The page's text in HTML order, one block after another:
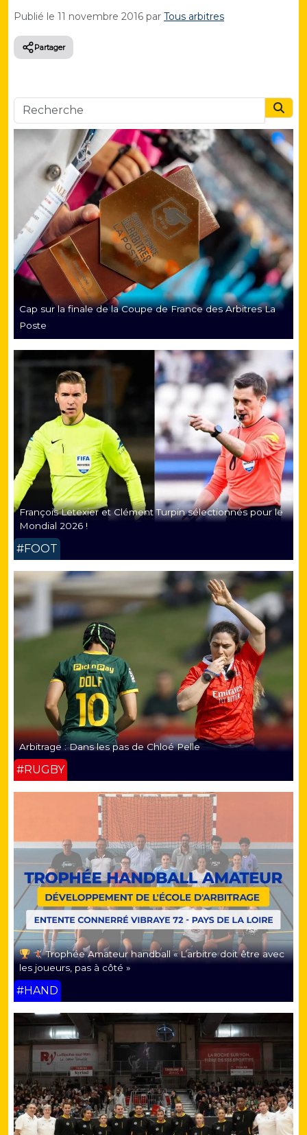
Publié le 11 novembre 2016 par Tous arbitres
Partager
Cap sur la finale de la Coupe de France des Arbitres La
Poste
François Letexier et Clément Turpin sélectionnés pour le
Mondial 2026 !
#FOOT
Arbitrage : Dans les pas de Chloé Pelle
#RUGBY
Trophée Amateur handball « L’arbitre doit être avec
les joueurs, pas à côté »
#HAND